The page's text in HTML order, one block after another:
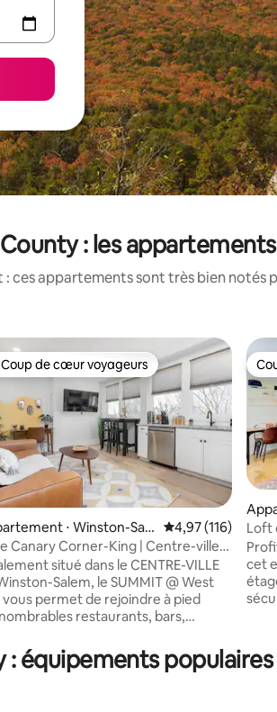
: les
: ces appartements sont très bien
sur la base de 209 commentaires : 4,96
de cœur voyageurs les plus appréciés
Coup de cœur voyageurs
⋅ Winston-Sale Évaluation
4,97 (116)
Canary Corner-King | Centre-ville
Salem
situé dans le CENTRE-VILLE
Salem, le SUMMIT @ West
vous permet de rejoindre à pied
restaurants, bars,
vous dans notre espace
rénové, conçu avec confort
m
Loft
cet
: équipements